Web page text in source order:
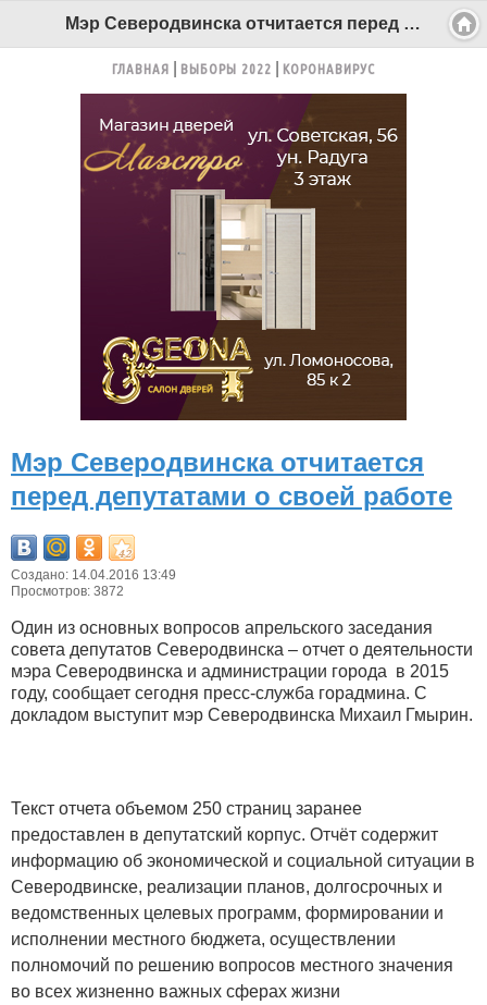
Мэр Северодвинска отчитается перед депутатами о своей работе - Беломорканал Северодвинск tv29.ru
ГЛАВНАЯ ВЫБОРЫ 2022 КОРОНАВИРУС
Мэр Северодвинска отчитается
перед депутатами о своей работе
Создано: 14.04.2016 13:49
Просмотров: 3872
Один из основных вопросов апрельского заседания
совета депутатов Северодвинска – отчет о деятельности
мэра Северодвинска и администрации города в 2015
году, сообщает сегодня пресс-служба горадмина. С
докладом выступит мэр Северодвинска Михаил Гмырин.
Текст отчета объемом 250 страниц заранее
предоставлен в депутатский корпус. Отчёт содержит
информацию об экономической и социальной ситуации в
Северодвинске, реализации планов, долгосрочных и
ведомственных целевых программ, формировании и
исполнении местного бюджета, осуществлении
полномочий по решению вопросов местного значения
во всех жизненно важных сферах жизни